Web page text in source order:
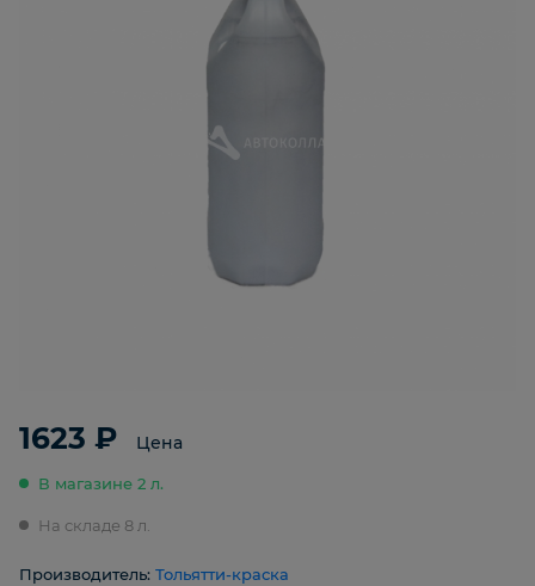
1623 ₽ Цена
В магазине 2 л.
На складе 8 л.
Производитель: Тольятти-краска